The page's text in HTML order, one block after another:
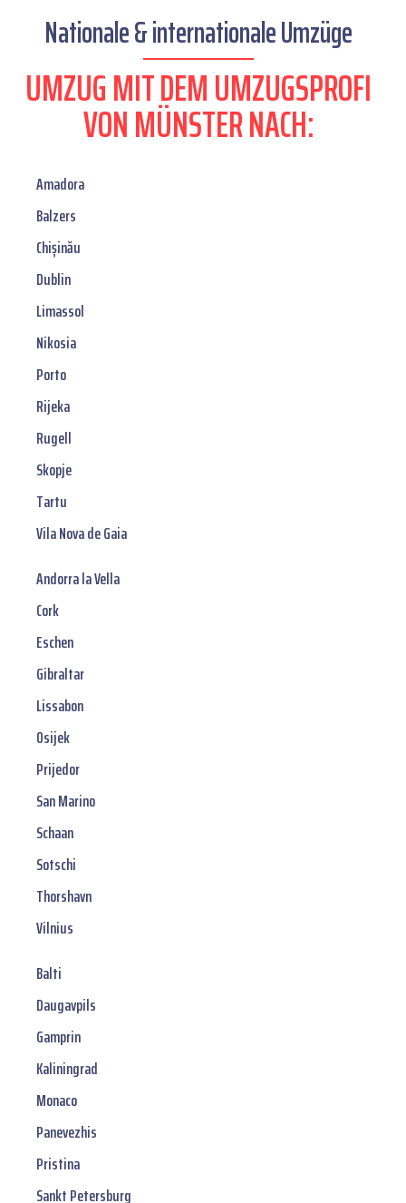
Nationale & internationale Umzüge
UMZUG MIT DEM UMZUGSPROFI
VON MÜNSTER NACH:
Amadora
Balzers
Chișinău
Dublin
Limassol
Nikosia
Porto
Rijeka
Rugell
Skopje
Tartu
Vila Nova de Gaia
Andorra la Vella
Cork
Eschen
Gibraltar
Lissabon
Osijek
Prijedor
San Marino
Schaan
Sotschi
Thorshavn
Vilnius
Balti
Daugavpils
Gamprin
Kaliningrad
Monaco
Panevezhis
Pristina
Sankt Petersburg